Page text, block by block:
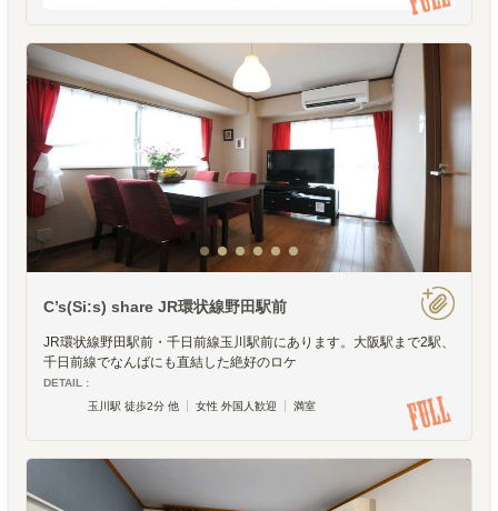
だしなみを整えて、忘れ物がないか入念にチ
ェックして。最後は
C’s(Si:s) share JR環状線野田駅前
JR環状線野田駅前・千日前線玉川駅前にあります。大阪駅まで2駅、
千日前線でなんばにも直結した絶好のロケ
DETAIL :
玉川駅 徒歩2分 他
女性 外国人歓迎 満室